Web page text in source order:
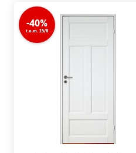
-40%
t.o.m. 15/8